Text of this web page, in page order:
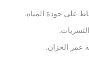
على جودة المياه.
عمر الخزان.